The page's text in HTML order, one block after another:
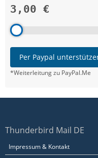
3,00 €
Per Paypal
*Weiterleitung zu PayPal.Me
Thunderbird Mail DE
Impressum & Kontakt